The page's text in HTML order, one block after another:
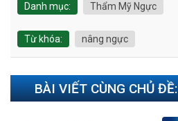
Danh mục: Thẩm Mỹ Ngực
Từ khóa: nâng ngực
BÀI VIẾT CÙNG CHỦ ĐỀ: